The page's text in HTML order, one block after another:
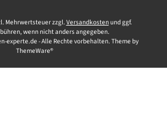
Mehrwertsteuer zzgl. Versandkostenund ggf.
wenn nicht anders angegeben.
experte.de - Alle Rechte vorbehalten. Theme by
ThemeWare®